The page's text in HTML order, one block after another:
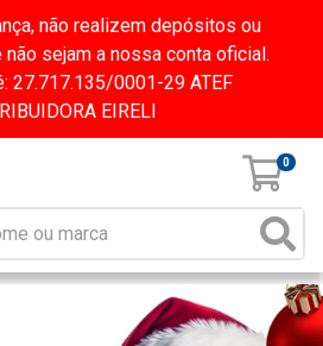
não realizem depósitos ou
sejam a nossa conta oficial.
27.717.135/0001-29 ATEF
EIRELI
0